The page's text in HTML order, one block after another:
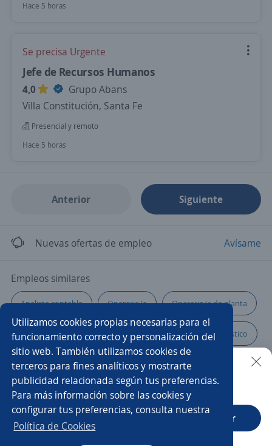
Utilizamos cookies propias necesarias para el
funcionamiento correcto y personalización del
sitio web. También utilizamos cookies de
terceros para fines analíticos y mostrarte
publicidad relacionada según tus preferencias.
Para más información sobre las cookies y
configurar tus preferencias, consulta nuestra
Política de Cookies
Hace 5 horas
Se precisa Urgente
Jefe de Recursos Humanos
4,0
Grupo Abans
Villa Constitución, Santa Fe
Presencial y remoto
Hace 5 horas
Anterior Siguiente
Nuevas ofertas de empleo Avísame
Empleos similares
Analista contable Operario/a Operario/a de planta
Técnico/a Ejecutivo de ventas Operador/a logístico
Pintor/a Elaborador/a Asesor/a inmobiliario
Representante de servicio al cliente Asistente
Administrativo/a
Buscar es más fácil en la app
CT App Abrir